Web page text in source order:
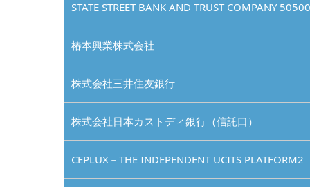
STATE STREET BANK AND TRUST COMPANY
椿本興業株式会社
株式会社三井住友銀行
株式会社日本カストディ銀行（信託口）
CEPLUX－THE INDEPENDENT UCITS PLATFORM2